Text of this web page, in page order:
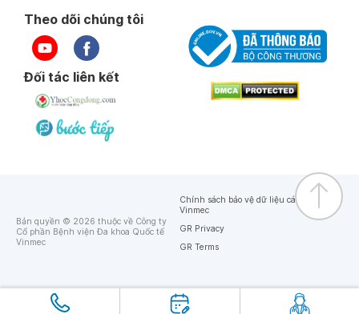
Theo dõi chúng tôi
Đối tác liên kết
Bản quyền © 2026 thuộc về Công ty
Cổ phần Bệnh viện Đa khoa Quốc tế
Vinmec
Chính sách bảo vệ dữ liệu cá nhân của
Vinmec
GR Privacy
GR Terms